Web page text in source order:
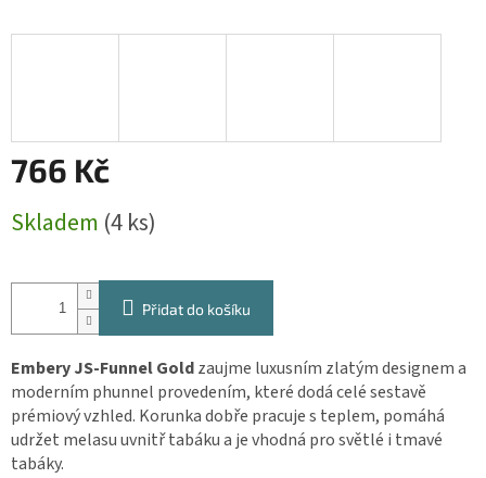
766 Kč
cena:
Skladem (4 ks)
Přidat do košíku
Embery JS-Funnel Goldzaujme luxusním zlatým designem a
moderním phunnel provedením, které dodá celé sestavě
prémiový vzhled. Korunka dobře pracuje s teplem, pomáhá
udržet melasu uvnitř tabáku a je vhodná pro světlé i tmavé
tabáky.